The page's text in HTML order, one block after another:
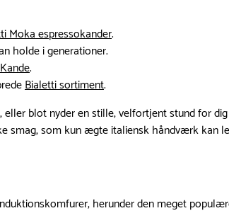
Moka espressokander.
holde i generationer.
.
Bialetti sortiment.
blot nyder en stille, velfortjent stund for
smag, som kun ægte italiensk håndværk kan
herunder den meget